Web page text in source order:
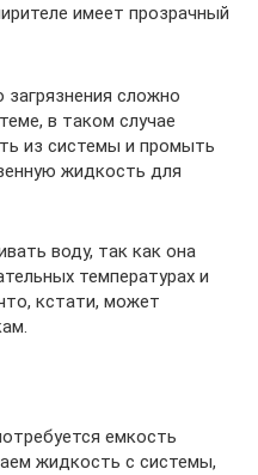
имеет прозрачный
загрязнения сложно
в таком случае
из системы и промыть
жидкость для
воду, так как она
температурах и
кстати, может
емкость
жидкость с системы,